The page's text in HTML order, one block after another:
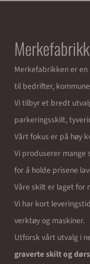
Merkefabrikken er
til bedrifter,
Vi tilbyr et bredt
parkeringsskilt,
Vårt fokus er på høy
Vi produserer
for å holde prisene
Våre skilt er laget for
Vi har kort
verktøy og maskiner.
Utforsk vårt utvalg i
graverte skilt og